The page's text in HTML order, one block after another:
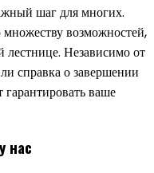
шаг для многих.
возможностей,
лестнице. Независимо от
справка о завершении
гарантировать ваше
нас